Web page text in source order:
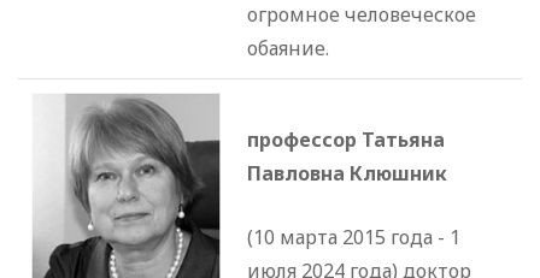
огромное человеческое
обаяние.
профессор Татьяна
Павловна Клюшник
(10 марта 2015 года - 1
июля 2024 года) доктор